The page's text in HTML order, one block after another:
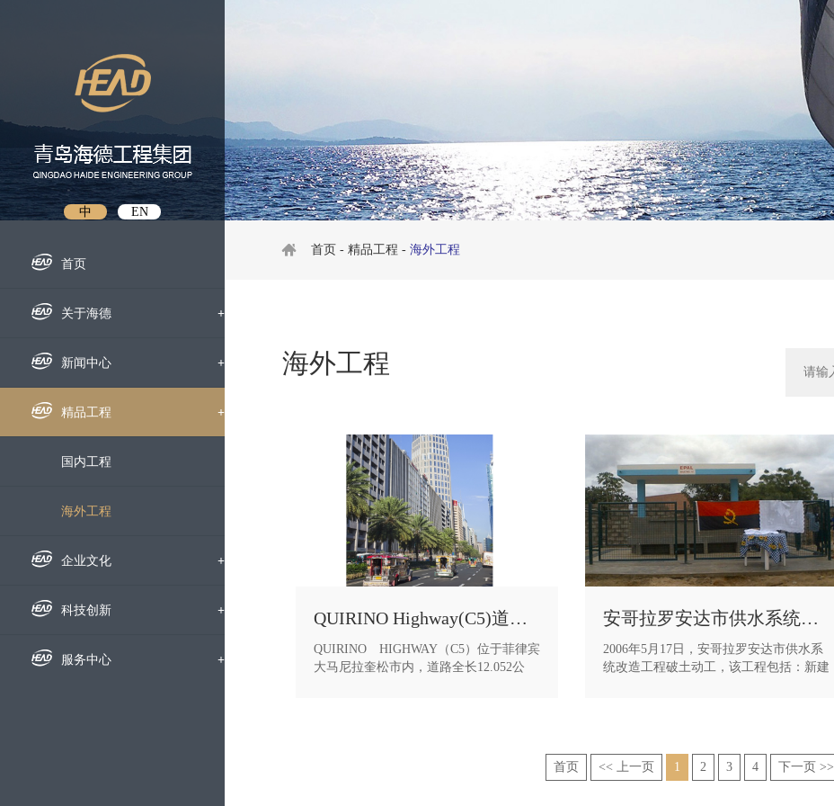
中 EN
首页
关于海德 +
企业概况
组织机构
下属公司
发展历程
荣誉资质
企业宣传片
新闻中心 +
企业新闻
通知公告
招标信息
媒体聚焦
精品工程 +
国内工程
海外工程
企业文化 +
企业文化
员工风采
科技创新 +
科研动态
服务中心 +
首页 - 精品工程 - 海外工程
海外工程
QUIRINO Highway(C5)道路工程
QUIRINO HIGHWAY（C5）位于菲律宾
大马尼拉奎松市内，道路全长12.052公
安哥拉罗安达市供水系统改造工程
2006年5月17日，安哥拉罗安达市供水系
统改造工程破土动工，该工程包括：新建
该工程作为安哥拉民生项目，受到当地政
府和民众的较大关注——中国驻安哥拉大
首页 << 上一页 1 2 3 4 下一页 >>